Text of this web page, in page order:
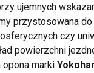
ujemnych
przystosowana
czy
powierzchni
marki